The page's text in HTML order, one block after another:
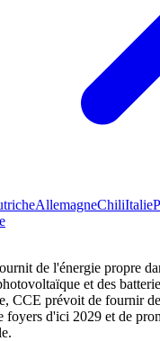
AllemagneChiliItalie
de l'énergie propre
et des
CCE prévoit de fournir
foyers d'ici 2029 et de